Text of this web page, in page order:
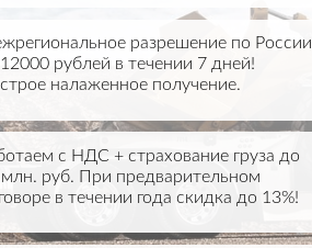
разрешение по России
рублей в течении 7 дней!
налаженное получение.
с НДС + страхование груза до
руб. При предварительном
в течении года скидка до 13%!